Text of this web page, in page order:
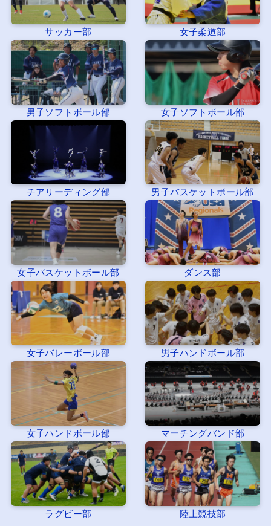
サッカー部 女子柔道部
男子ソフトボール部 女子ソフトボール部
チアリーディング部 男子バスケットボール部
女子バスケットボール部 ダンス部
女子バレーボール部 男子ハンドボール部
女子ハンドボール部 マーチングバンド部
ラグビー部 陸上競技部